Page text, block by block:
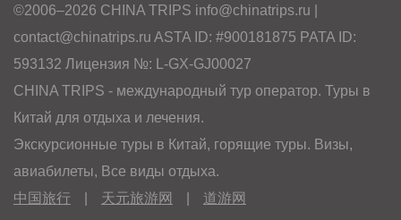
©2006–2026 CHINA TRIPS info@chinatrips.ru |
contact@chinatrips.ru ASTA ID: #900181875 PATA ID:
593132 Лицензия №: L-GX-GJ00027
CHINA TRIPS - международный тур оператор. Туры в
Китай для отдыха и лечения.
Экскурсионные туры в Китай, горящие туры. Визы,
авиабилеты, Все виды отдыха.
中国旅行
天元旅游网 道游网